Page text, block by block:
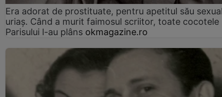
Era adorat de prostituate, pentru apetitul său
uriaș. Când a murit faimosul scriitor, toate cocotele
Parisului l-au plâns okmagazine.ro